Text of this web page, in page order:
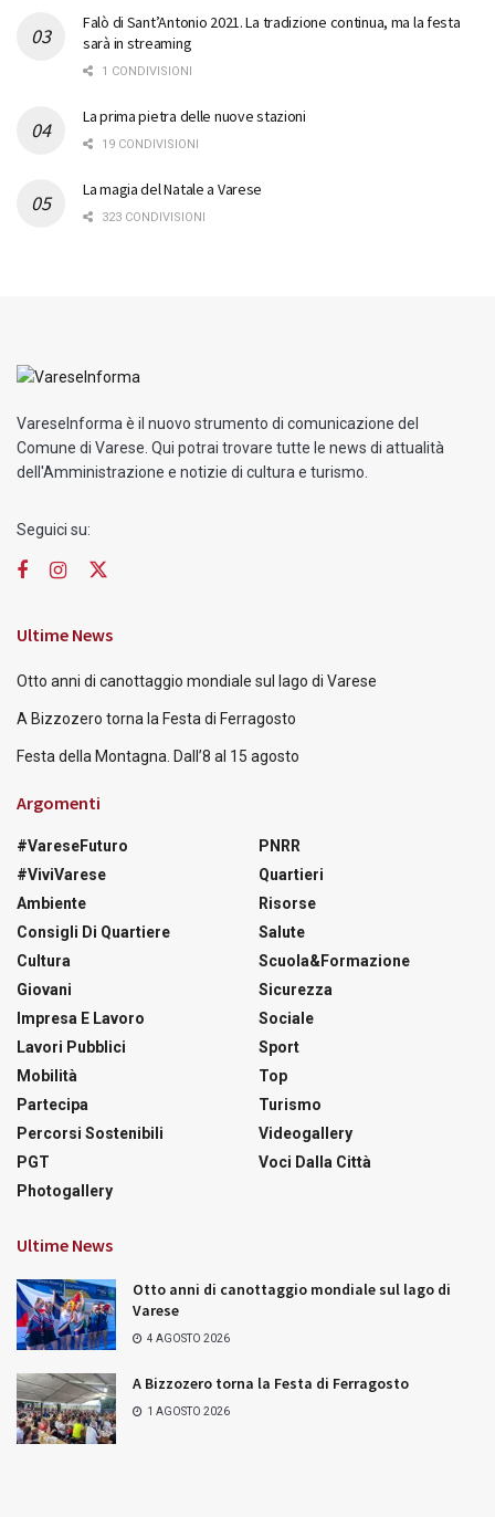
Falò di Sant’Antonio 2021. La tradizione continua, ma la festa
sarà in streaming
1 CONDIVISIONI
La prima pietra delle nuove stazioni
19 CONDIVISIONI
La magia del Natale a Varese
323 CONDIVISIONI
VareseInforma è il nuovo strumento di comunicazione del
Comune di Varese. Qui potrai trovare tutte le news di attualità
dell'Amministrazione e notizie di cultura e turismo.
Seguici su:
Ultime News
Otto anni di canottaggio mondiale sul lago di Varese
A Bizzozero torna la Festa di Ferragosto
Festa della Montagna. Dall’8 al 15 agosto
Argomenti
#VareseFuturo
#ViviVarese
Ambiente
Consigli Di Quartiere
Cultura
Giovani
Impresa E Lavoro
Lavori Pubblici
Mobilità
Partecipa
Percorsi Sostenibili
PGT
Photogallery
PNRR
Quartieri
Risorse
Salute
Scuola&Formazione
Sicurezza
Sociale
Sport
Top
Turismo
Videogallery
Voci Dalla Città
Ultime News
Otto anni di canottaggio mondiale sul lago di
Varese
4 AGOSTO 2026
A Bizzozero torna la Festa di Ferragosto
1 AGOSTO 2026